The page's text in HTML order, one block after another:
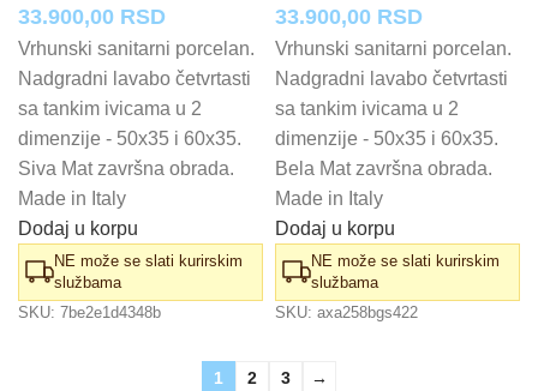
33.900,00 RSD
Vrhunski sanitarni porcelan.
Nadgradni lavabo četvrtasti
sa tankim ivicama u 2
dimenzije - 50x35 i 60x35.
Siva Mat završna obrada.
Made in Italy
Dodaj u korpu
NE može se slati kurirskim
službama
SKU: 7be2e1d4348b
33.900,00 RSD
Vrhunski sanitarni porcelan.
Nadgradni lavabo četvrtasti
sa tankim ivicama u 2
dimenzije - 50x35 i 60x35.
Bela Mat završna obrada.
Made in Italy
Dodaj u korpu
NE može se slati kurirskim
službama
SKU: axa258bgs422
1 2 3 →